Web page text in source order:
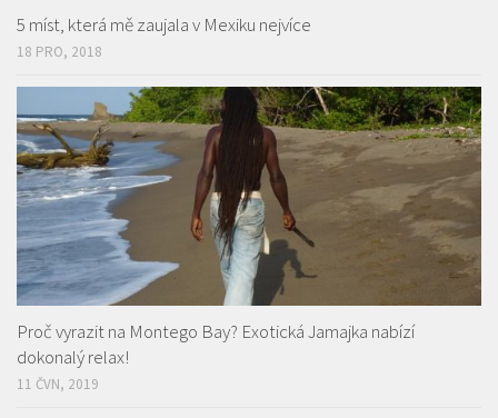
5 míst, která mě zaujala v Mexiku nejvíce
18 PRO, 2018
Proč vyrazit na Montego Bay? Exotická Jamajka nabízí
dokonalý relax!
11 ČVN, 2019